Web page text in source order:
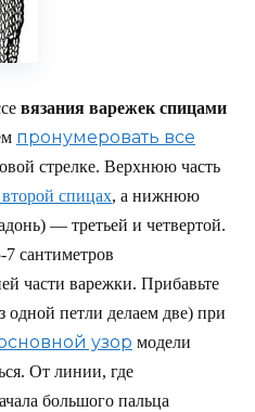
вязания варежек спицами
пронумеровать все
стрелке. Верхнюю часть
спицах, а нижнюю
— третьей и четвертой.
сантиметров
части варежки. Прибавьте
одной петли делаем две) при
узор модели
От линии, где
большого пальца